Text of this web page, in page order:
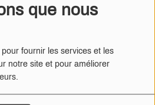
que nous
fournir les services et les
notre site et pour améliorer